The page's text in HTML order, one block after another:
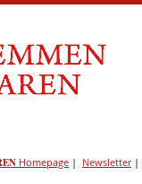
Homepage | Newsletter|